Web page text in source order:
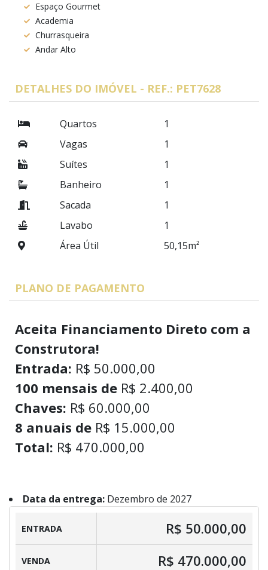
Espaço Gourmet
Academia
Churrasqueira
Andar Alto
DETALHES DO IMÓVEL - REF.: PET7628
Quartos
1
Vagas
1
Suítes
1
Banheiro
1
Sacada
1
Lavabo
1
Área Útil
50,15m²
PLANO DE PAGAMENTO
Aceita Financiamento Direto com a
Construtora!
Entrada: R$ 50.000,00
100 mensais de R$ 2.400,00
Chaves: R$ 60.000,00
8 anuais de R$ 15.000,00
Total: R$ 470.000,00
Data da entrega: Dezembro de 2027
ENTRADA R$ 50.000,00
VENDA R$ 470.000,00